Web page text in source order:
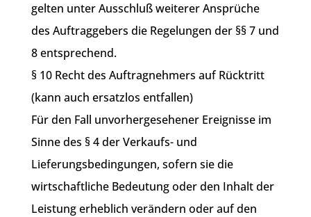
gelten unter Ausschluß weiterer Ansprüche
des Auftraggebers die Regelungen der §§ 7 und
8 entsprechend.
§ 10 Recht des Auftragnehmers auf Rücktritt
(kann auch ersatzlos entfallen)
Für den Fall unvorhergesehener Ereignisse im
Sinne des § 4 der Verkaufs- und
Lieferungsbedingungen, sofern sie die
wirtschaftliche Bedeutung oder den Inhalt der
Leistung erheblich verändern oder auf den